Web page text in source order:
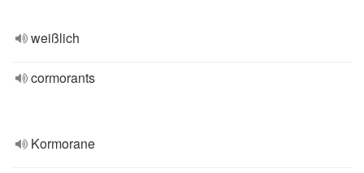
weißlich
cormorants
Kormorane